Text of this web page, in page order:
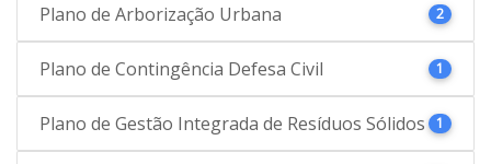
Plano de Arborização Urbana 2
Plano de Contingência Defesa Civil 1
Plano de Gestão Integrada de Resíduos Sólidos 1